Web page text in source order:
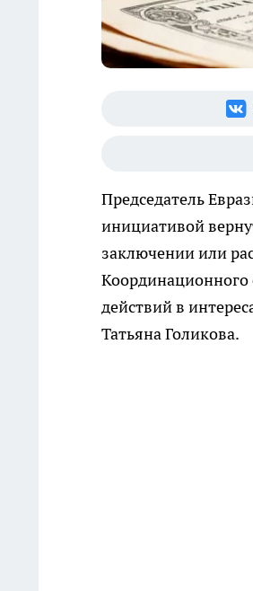
Председатель
инициативой
заключении или
Координационного
действий в
Татьяна Голикова.